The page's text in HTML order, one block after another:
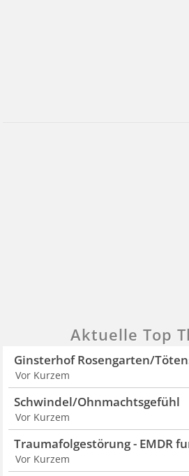
Aktuelle Top
Ginsterhof Rosengarten/
Vor Kurzem
Schwindel/Ohnmachtsgefühl
Vor Kurzem
Traumafolgestörung - EMDR
Vor Kurzem